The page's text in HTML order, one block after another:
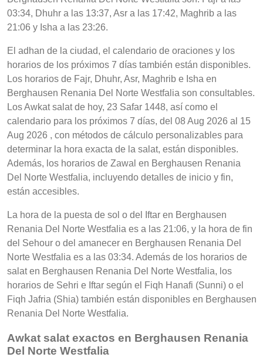
03:34, Dhuhr a las 13:37, Asr a las 17:42, Maghrib a las
21:06 y Isha a las 23:26.
El adhan de la ciudad, el calendario de oraciones y los
horarios de los próximos 7 días también están disponibles.
Los horarios de Fajr, Dhuhr, Asr, Maghrib e Isha en
Berghausen Renania Del Norte Westfalia son consultables.
Los Awkat salat de hoy, 23 Safar 1448, así como el
calendario para los próximos 7 días, del 08 Aug 2026 al 15
Aug 2026 , con métodos de cálculo personalizables para
determinar la hora exacta de la salat, están disponibles.
Además, los horarios de Zawal en Berghausen Renania
Del Norte Westfalia, incluyendo detalles de inicio y fin,
están accesibles.
La hora de la puesta de sol o del Iftar en Berghausen
Renania Del Norte Westfalia es a las 21:06, y la hora de fin
del Sehour o del amanecer en Berghausen Renania Del
Norte Westfalia es a las 03:34. Además de los horarios de
salat en Berghausen Renania Del Norte Westfalia, los
horarios de Sehri e Iftar según el Fiqh Hanafi (Sunni) o el
Fiqh Jafria (Shia) también están disponibles en Berghausen
Renania Del Norte Westfalia.
Awkat salat exactos en Berghausen Renania
Del Norte Westfalia